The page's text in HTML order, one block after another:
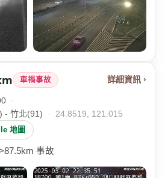
車禍事故 詳細資訊 ›
·
- 竹北(91)
· 24.8519, 121.015
地圖
事故